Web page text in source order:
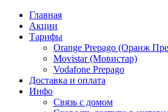
Главная
Акции
Тарифы
Orange Prepago (Оранж
Movistar (Мовистар)
Vodafone Prepago
Доставка и оплата
Инфо
Связь с домом